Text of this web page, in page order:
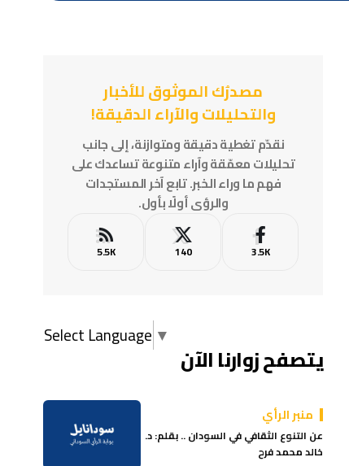
مصدرُك الموثوق للأخبار
والتحليلات والآراء الدقيقة!
نقدّم تغطية دقيقة ومتوازنة، إلى جانب
تحليلات معمّقة وآراء متنوعة تساعدك على
فهم ما وراء الخبر. تابع آخر المستجدات
والرؤى أولًا بأول.
3.5K
140
5.5K
Select Language ▼
يتصفح زوارنا الآن
منبر الرأي
عن التنوع الثقافي في السودان .. بقلم: د.
خالد محمد فرح